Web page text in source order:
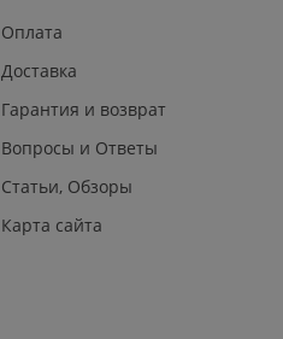
Оплата
Доставка
Гарантия и возврат
Вопросы и Ответы
Статьи, Обзоры
Карта сайта